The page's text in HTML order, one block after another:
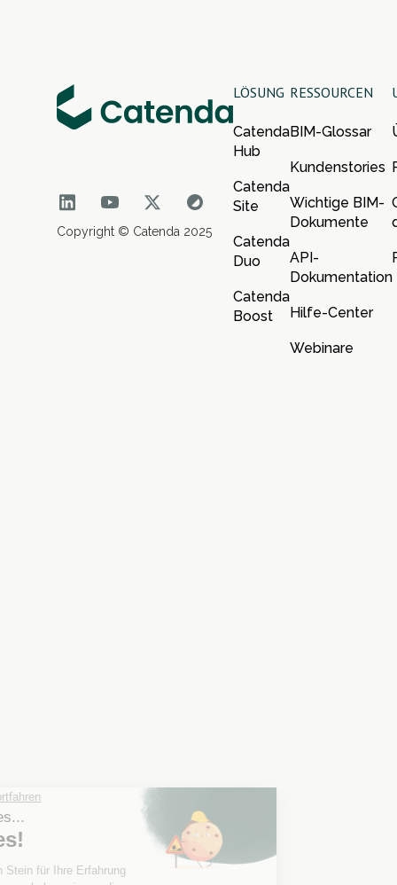
Copyright © Catenda 2025
LÖSUNG
Catenda
Hub
Catenda
Site
Catenda
Duo
Catenda
Boost
RESSOURCEN
BIM-Glossar
Kundenstories
Wichtige BIM-
Dokumente
API-
Dokumentation
Hilfe-Center
Webinare